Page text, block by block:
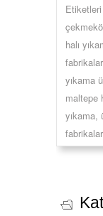
halı
yıkama
maltepe
yıkama,